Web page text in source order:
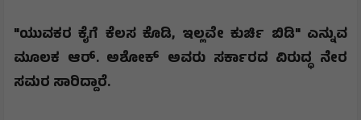
​"ಯುವಕರ ಕೈಗೆ ಕೆಲಸ ಕೊಡಿ, ಇಲ್ಲವೇ ಕುರ್ಚಿ ಬಿಡಿ" ಎನ್ನುವ
ಮೂಲಕ ಆರ್. ಅಶೋಕ್ ಅವರು ಸರ್ಕಾರದ ವಿರುದ್ಧ ನೇರ
ಸಮರ ಸಾರಿದ್ದಾರೆ.